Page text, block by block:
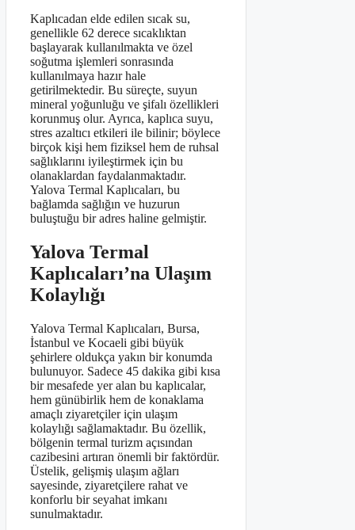
Kaplıcadan elde edilen sıcak su,
genellikle 62 derece sıcaklıktan
başlayarak kullanılmakta ve özel
soğutma işlemleri sonrasında
kullanılmaya hazır hale
getirilmektedir. Bu süreçte, suyun
mineral yoğunluğu ve şifalı özellikleri
korunmuş olur. Ayrıca, kaplıca suyu,
stres azaltıcı etkileri ile bilinir; böylece
birçok kişi hem fiziksel hem de ruhsal
sağlıklarını iyileştirmek için bu
olanaklardan faydalanmaktadır.
Yalova Termal Kaplıcaları, bu
bağlamda sağlığın ve huzurun
buluştuğu bir adres haline gelmiştir.
Yalova Termal
Kaplıcaları’na Ulaşım
Kolaylığı
Yalova Termal Kaplıcaları, Bursa,
İstanbul ve Kocaeli gibi büyük
şehirlere oldukça yakın bir konumda
bulunuyor. Sadece 45 dakika gibi kısa
bir mesafede yer alan bu kaplıcalar,
hem günübirlik hem de konaklama
amaçlı ziyaretçiler için ulaşım
kolaylığı sağlamaktadır. Bu özellik,
bölgenin termal turizm açısından
cazibesini artıran önemli bir faktördür.
Üstelik, gelişmiş ulaşım ağları
sayesinde, ziyaretçilere rahat ve
konforlu bir seyahat imkanı
sunulmaktadır.